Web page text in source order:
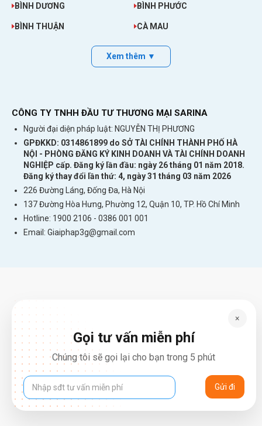
BÌNH DƯƠNG BÌNH PHƯỚC
BÌNH THUẬN CÀ MAU
Xem thêm ▼
CÔNG TY TNHH ĐẦU TƯ THƯƠNG MẠI SARINA
Người đại diện pháp luật: NGUYỄN THỊ PHƯƠNG
GPĐKKD: 0314861899 do SỞ TÀI CHÍNH THÀNH PHỐ HÀ
NỘI - PHÒNG ĐĂNG KÝ KINH DOANH VÀ TÀI CHÍNH DOANH
NGHIỆP cấp. Đăng ký lần đầu: ngày 26 tháng 01 năm 2018.
Đăng ký thay đổi lần thứ: 4, ngày 31 tháng 03 năm 2026
226 Đường Láng, Đống Đa, Hà Nội
137 Đường Hòa Hưng, Phường 12, Quận 10, TP. Hồ Chí Minh
Hotline: 1900 2106 - 0386 001 001
Email: Giaiphap3g@gmail.com
×
Gọi tư vấn miễn phí
Chúng tôi sẽ gọi lại cho bạn trong 5 phút